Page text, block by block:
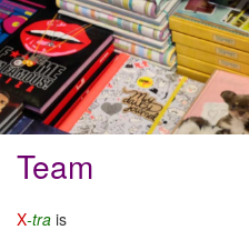
Welkom
Diensten (regulier)
Contactgegevens…
Team
X-tra is